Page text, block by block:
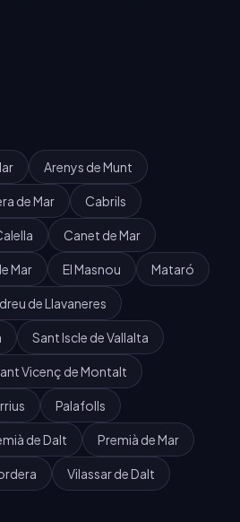
Arenys de Munt
de Mar Cabrils
Canet de Mar
Mar El Masnou Mataró
de Llavaneres
Sant Iscle de Vallalta
Vicenç de Montalt
Palafolls
de Dalt Premià de Mar
Vilassar de Dalt